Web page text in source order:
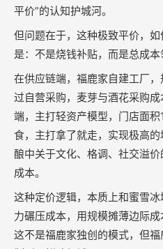
平价”的认知护城河。
但问题在于，这种极致平价，
是：不是烧钱补贴，而是总成本
在供应链端，福鹿家自建工厂
过自营采购，麦芽与酒花采购
端，主打轻资产模型，门店面
食，主打拿了就走，实现极高
酿中关于文化、格调、社交溢
成本。
这种定价逻辑，本质上和蜜雪
力碾压成本，用规模摊薄边际成
这不是福鹿家独创的模式，但